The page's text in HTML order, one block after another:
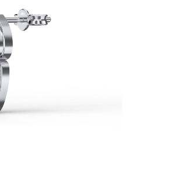
HARFLI KOLYE UCU